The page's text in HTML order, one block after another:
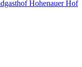
Hohenauer Hof